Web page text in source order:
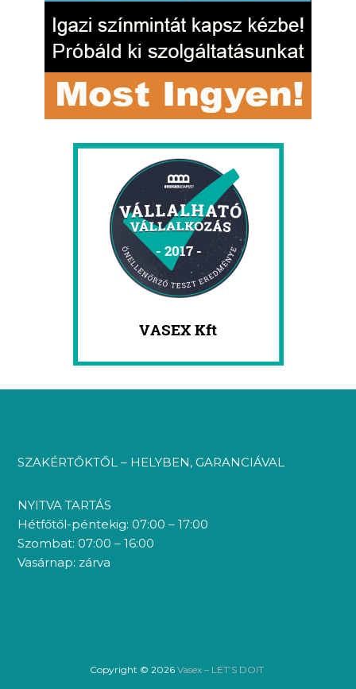
SZAKÉRTŐKTŐL – HELYBEN, GARANCIÁVAL
NYITVA TARTÁS
Hétfőtől-péntekig: 07:00 – 17:00
Szombat: 07:00 – 16:00
Vasárnap: zárva
Copyright © 2026 Vasex – LET’S DOIT